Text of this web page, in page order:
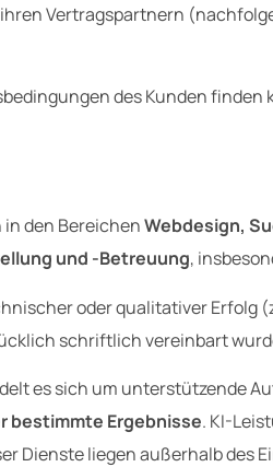
Vertragspartnern
des Kunden
den BereichenWebdesign,
und -Betreuung,
oder qualitativer Erfolg
schriftlich vereinbart
es sich um unterstützende
bestimmte Ergebnisse. KI-
Dienste liegen außerhalb des